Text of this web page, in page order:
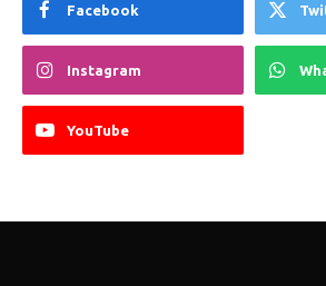
Facebook
Instagram
YouTube